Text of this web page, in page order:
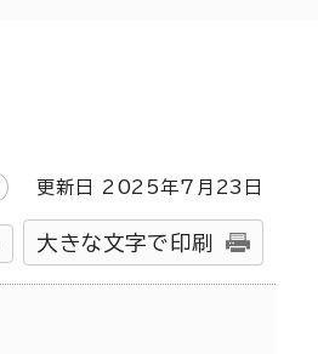
更新日 2025年7月 23 日
大きな文字で印刷